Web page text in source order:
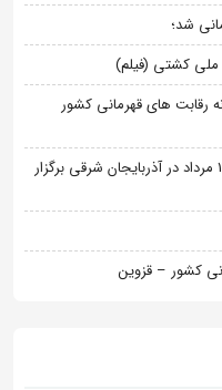
شد؛
ملی کشتی (فیلم)
رقابت های قهرمانی کشور
اردوی تیم ملی کشتی ساحلی نوجوانان از 17 مرداد در آذربایجان شرقی برگزار
کشور – قزوین